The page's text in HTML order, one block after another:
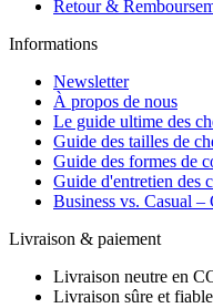
Retour &
Informations
Newsletter
À propos de nous
Le guide ultime des
Guide des tailles de
Guide des formes de
Guide d'entretien des
Business vs. Casual –
Livraison & paiement
Livraison neutre en
Livraison sûre et